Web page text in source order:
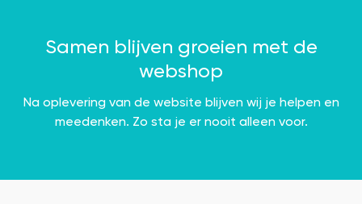
Samen blijven groeien met de
webshop
Na oplevering van de website blijven wij je helpen en
meedenken. Zo sta je er nooit alleen voor.